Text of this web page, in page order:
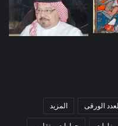
الورقى المزيد